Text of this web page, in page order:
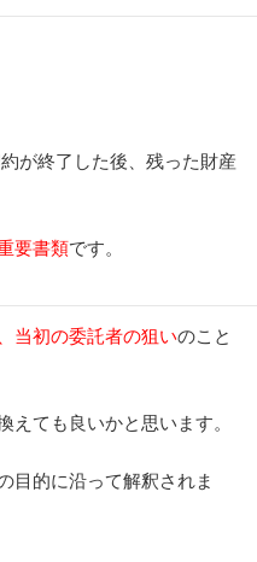
が終了した後、残った財産
要書類です。
当初の委託者の狙いのこと
えても良いかと思います。
目的に沿って解釈されま